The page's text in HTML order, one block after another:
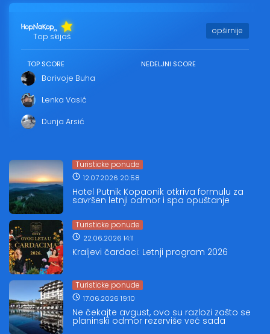
Top skijaš
opširnije
TOP SCORE
Borivoje Buha
Lenka Vasić
Dunja Arsić
NEDELJNI SCORE
Turisticke ponude
12.07.2026 20:58
Hotel Putnik Kopaonik otkriva formulu za
savršen letnji odmor i spa opuštanje
Turisticke ponude
22.06.2026 14:11
Kraljevi čardaci: Letnji program 2026
Turisticke ponude
17.06.2026 19:10
Ne čekajte avgust, ovo su razlozi zašto se
planinski odmor rezerviše već sada